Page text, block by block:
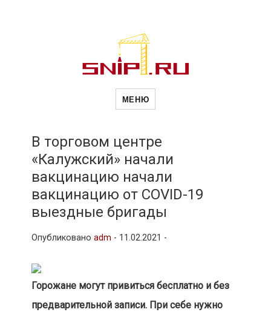
Новости
и
МЕНЮ
В торговом центре
«Калужский» начали
вакцинацию начали
вакцинацию от COVID-19
выездные бригады
Опубликовано adm - 11.02.2021 -
Горожане могут привиться бесплатно и без
предварительной записи. При себе нужно